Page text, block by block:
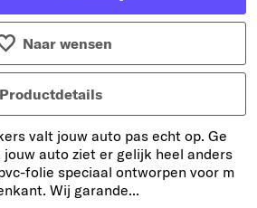
Naar wensen
Productdetails
valt jouw auto pas echt op. Ge
auto ziet er gelijk heel anders
folie speciaal ontworpen voor m
Wij garande...